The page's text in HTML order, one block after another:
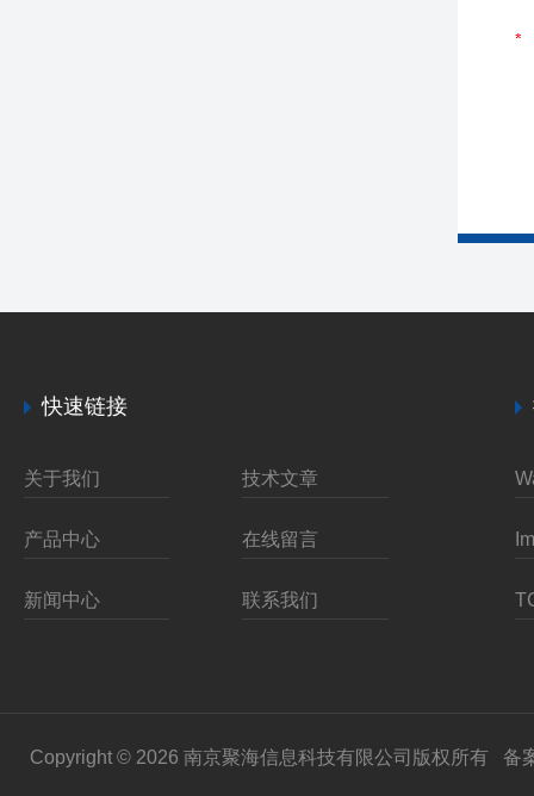
快速链接
关于我们 技术文章
产品中心 在线留言
新闻中心 联系我们
Copyright © 2026 南京聚海信息科技有限公司版权所有 备